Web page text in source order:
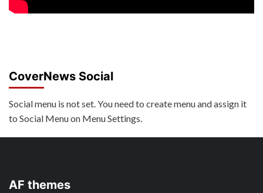
CoverNews Social
Social menu is not set. You need to create menu and assign it
to Social Menu on Menu Settings.
AF themes